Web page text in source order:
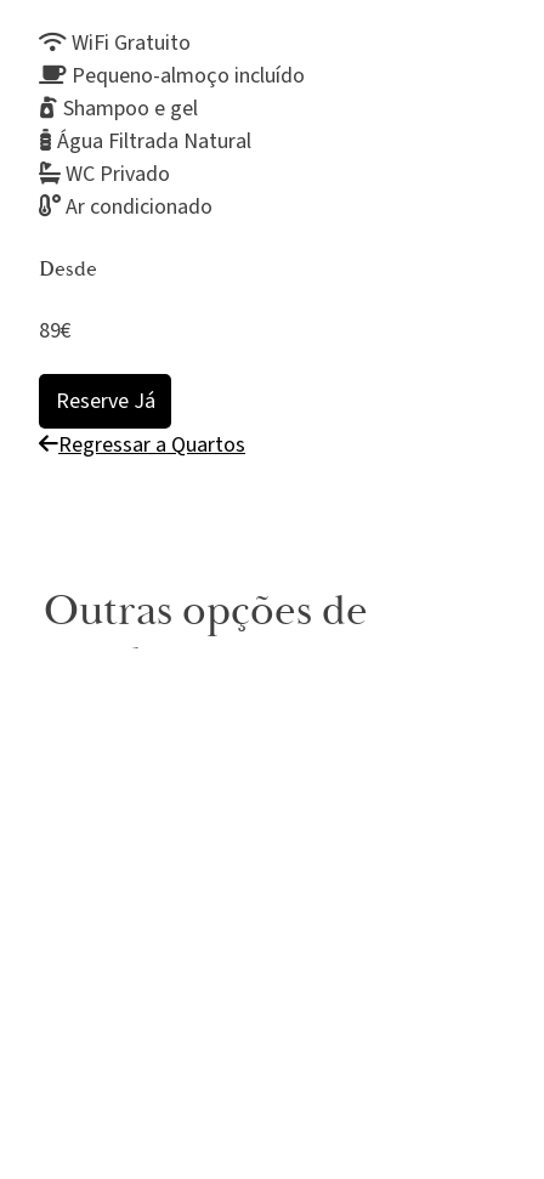
WiFi Gratuito
Pequeno-almoço incluído
Shampoo e gel
Água Filtrada Natural
WC Privado
Ar condicionado
Desde
89€
Reserve Já
Regressar a Quartos
Outras opções de
estadia